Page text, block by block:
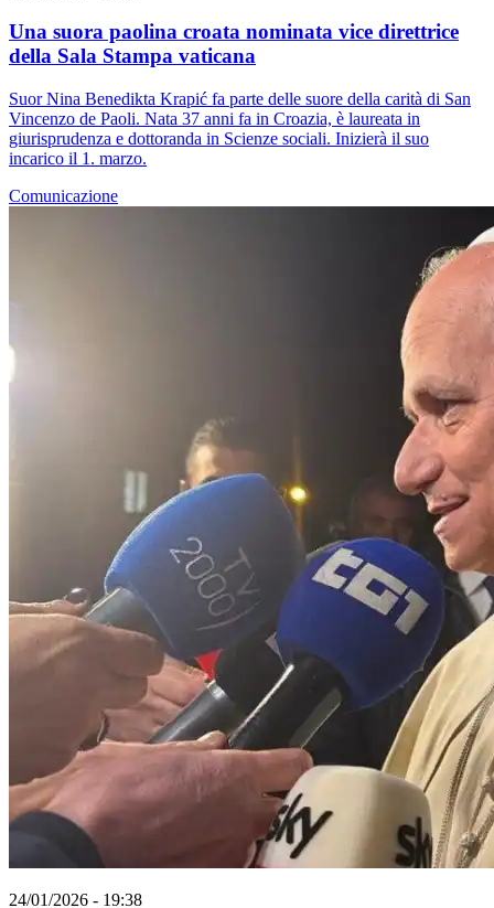
Una suora paolina croata nominata vice direttrice
della Sala Stampa vaticana
Suor Nina Benedikta Krapić fa parte delle suore della carità di San
Vincenzo de Paoli. Nata 37 anni fa in Croazia, è laureata in
giurisprudenza e dottoranda in Scienze sociali. Inizierà il suo
incarico il 1. marzo.
Comunicazione
24/01/2026 - 19:38